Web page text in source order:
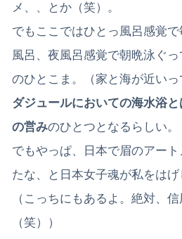
メ、、とか（笑）。
でもここではひとっ風呂感覚
風呂、夜風呂感覚で朝晩泳ぐ
のひとこま。（家と海が近いっ
ダジュールにおいての海水浴
の営みのひとつとなるらしい。
でもやっぱ、日本で眉のアー
たな、と日本女子魂が私をはげ
（こっちにもあるよ。絶対、
（笑））